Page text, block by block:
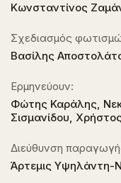
Κωνσταντίνος
Σχεδιασμός
Βασίλης
Ερμηνεύουν:
Φώτης Καράλης,
Σισμανίδου,
Διεύθυνση
Άρτεµις Υψηλάντη-